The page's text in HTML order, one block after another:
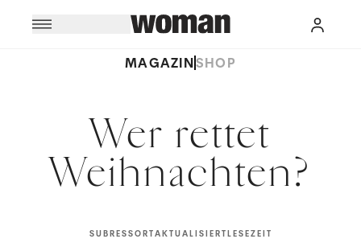
MAGAZINSHOP
Wer rettet
Weihnachten?
SUBRESSORTAKTUALISIERTLESEZEIT